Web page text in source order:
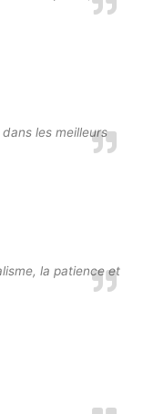
les meilleurs
la patience et